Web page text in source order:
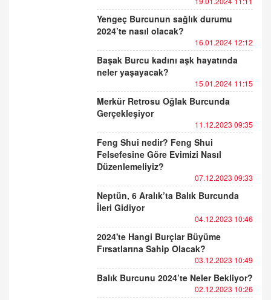
Yengeç Burcunun sağlık durumu
2024’te nasıl olacak?
16.01.2024 12:12
Başak Burcu kadını aşk hayatında
neler yaşayacak?
15.01.2024 11:15
Merkür Retrosu Oğlak Burcunda
Gerçekleşiyor
11.12.2023 09:35
Feng Shui nedir? Feng Shui
Felsefesine Göre Evimizi Nasıl
Düzenlemeliyiz?
07.12.2023 09:33
Neptün, 6 Aralık’ta Balık Burcunda
İleri Gidiyor
04.12.2023 10:46
2024'te Hangi Burçlar Büyüme
Fırsatlarına Sahip Olacak?
03.12.2023 10:49
Balık Burcunu 2024’te Neler Bekliyor?
02.12.2023 10:26